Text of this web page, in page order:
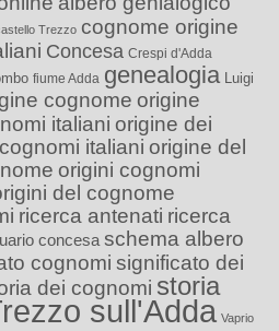
Trezzo cognome origine
Concesa Crespi d'Adda
fiume Adda genealogia Luigi
cognome origine
italiani origine dei
italiani origine del
origini cognomi
del cognome
ricerca antenati ricerca
concesa schema albero
cognomi significato dei
dei cognomi storia
sull'Adda Vaprio